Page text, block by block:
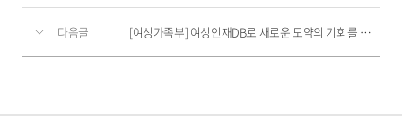
다음글 [여성가족부] 여성인재DB로 새로운 도약의 기회를 잡으세요!